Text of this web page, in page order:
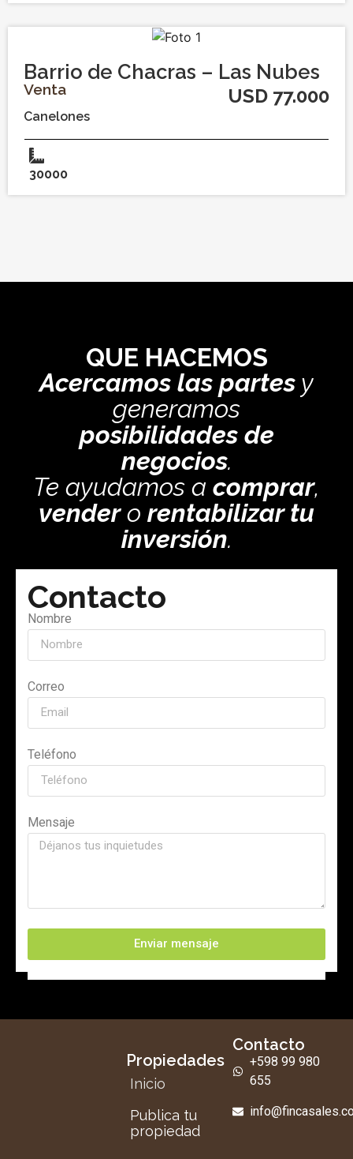
Barrio de Chacras – Las Nubes
Venta USD 77.000
Canelones
30000
QUE HACEMOS
Acercamos las partes y
generamos
posibilidades de
negocios.
Te ayudamos a comprar,
vendero rentabilizar tu
inversión.
Contacto
Nombre
Correo
Teléfono
Mensaje
Enviar mensaje
Contacto
+598 99 980
655
Propiedades
Inicio
Publica tu
propiedad